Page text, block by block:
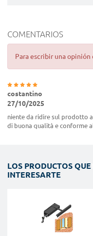
COMENTARIOS
Para escribir una
costantino
27/10/2025
niente da ridire sul prodotto
di buona qualità e conforme
LOS PRODUCTOS
INTERESARTE